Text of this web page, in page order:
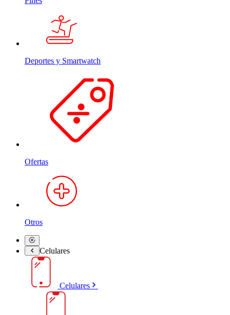
Deportes y Smartwatch
Ofertas
Otros
Celulares
Celulares